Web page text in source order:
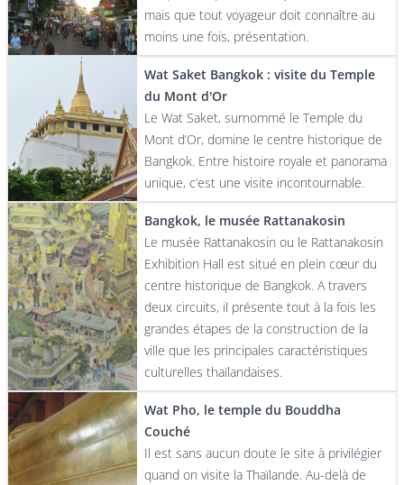
mais que tout voyageur doit connaître au
moins une fois, présentation.
Wat Saket Bangkok : visite du Temple
du Mont d'Or
Le Wat Saket, surnommé le Temple du
Mont d’Or, domine le centre historique de
Bangkok. Entre histoire royale et panorama
unique, c’est une visite incontournable.
Bangkok, le musée Rattanakosin
Le musée Rattanakosin ou le Rattanakosin
Exhibition Hall est situé en plein cœur du
centre historique de Bangkok. A travers
deux circuits, il présente tout à la fois les
grandes étapes de la construction de la
ville que les principales caractéristiques
culturelles thaïlandaises.
Wat Pho, le temple du Bouddha
Couché
Il est sans aucun doute le site à privilégier
quand on visite la Thaïlande. Au-delà de